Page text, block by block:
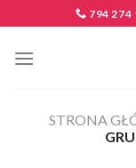
to
content
794 274
STRONA